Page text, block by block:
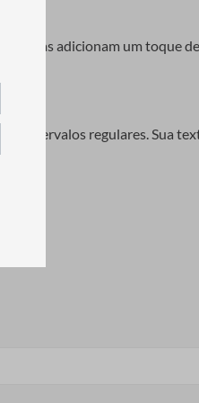
fitas adicionam um toque
a intervalos regulares. Sua
desde acessórios de moda